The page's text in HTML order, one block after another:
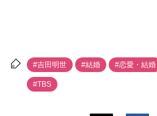
#吉田明世 #結婚 #恋愛・結婚
#TBS